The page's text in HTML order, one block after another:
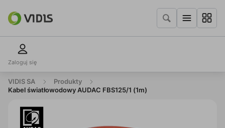
Zaloguj się
VIDIS SA
Produkty
Kabel światłowodowy AUDAC FBS125/1 (1m)